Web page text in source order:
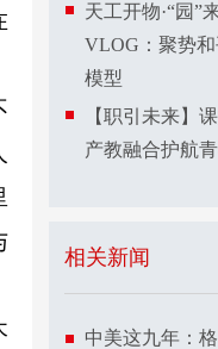
天工开物·“园”
VLOG：聚势
模型
【职引未来】
产教融合护航
相关新闻
中美这九年：